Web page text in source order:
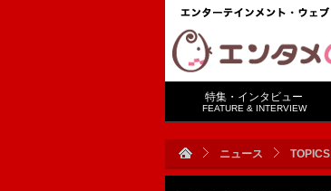
特集・インタビュー
FEATURE & INTERVIEW
ニュース TOPICS